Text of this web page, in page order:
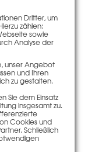
Dritter, um
zählen:
sowie
Analyse der
unser Angebot
und Ihren
zu gestalten.
Sie dem Einsatz
insgesamt zu.
Cookies und
Schließlich